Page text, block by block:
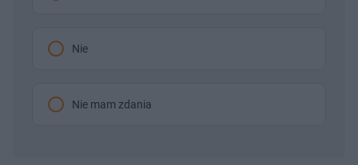
Nie
Nie mam zdania